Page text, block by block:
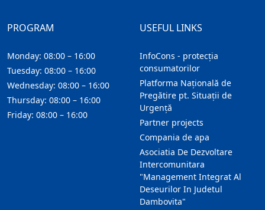
USEFUL LINKS
InfoCons - protecția
consumatorilor
Platforma Națională de
Pregătire pt. Situații de
Urgență
Partner projects
Compania de apa
Asociatia De Dezvoltare
Intercomunitara
"Management Integrat Al
Deseurilor In Judetul
Dambovita"
PROGRAM
Monday: 08:00 – 16:00
Tuesday: 08:00 – 16:00
Wednesday: 08:00 – 16:00
Thursday: 08:00 – 16:00
Friday: 08:00 – 16:00